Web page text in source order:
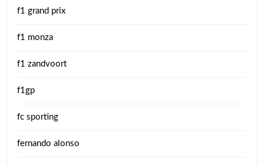
f1 grand prix
f1 monza
f1 zandvoort
f1gp
fc sporting
fernando alonso